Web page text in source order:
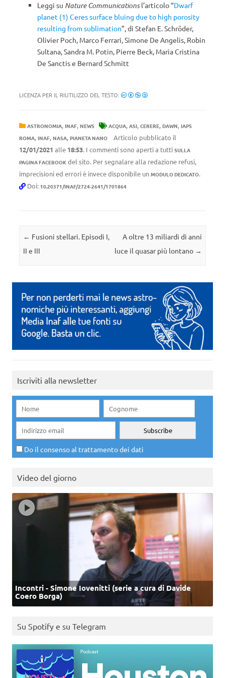
Leggi su Nature Communicationsl’articolo “Dwarf
planet (1) Ceres surface bluing due to high porosity
resulting from sublimation”, di Stefan E. Schröder,
Olivier Poch, Marco Ferrari, Simone De Angelis, Robin
Sultana, Sandra M. Potin, Pierre Beck, Maria Cristina
De Sanctis e Bernard Schmitt
LICENZA PER IL RIUTILIZZO DEL TESTO:
ASTRONOMIA, INAF, NEWS ACQUA, ASI, CERERE, DAWN, IAPS
ROMA, INAF, NASA, PIANETA NANO
Articolo pubblicato il
12/01/2021 alle 18:53. I commenti sono aperti a tutti SULLA
PAGINA FACEBOOK del sito. Per segnalare alla redazione refusi,
imprecisioni ed errori è invece disponibile un MODULO DEDICATO.
Doi: 10.20371/INAF/2724-2641/1701864
Navigazione articolo
← Fusioni stellari. Episodi I,
II e III
A oltre 13 miliardi di anni
luce il quasar più lontano →
Iscriviti alla newsletter
Do il consenso al trattamento dei dati
Video del giorno
Incontri - Simone Iovenitti (serie a cura di Davide
Coero Borga)
Su Spotify e su Telegram